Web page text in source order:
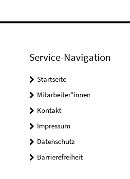
Service-Navigation
Startseite
Mitarbeiter*innen
Kontakt
Impressum
Datenschutz
Barrierefreiheit